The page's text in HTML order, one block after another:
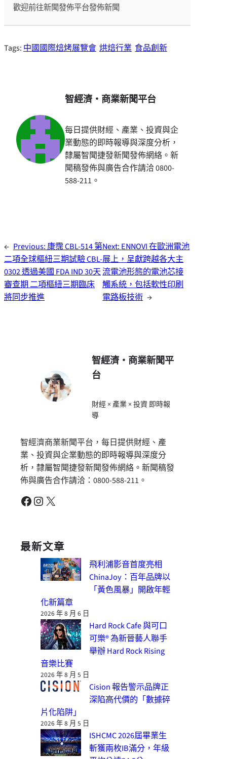
歡迎前往新聞發佈平台發佈新聞
Tags: 中國國際焙烤展覽會 烘焙行業 食品創新
智經濟・商業新聞平台
每日提供財經、產業、投資與企
業動態的即時報導與深度分析，
隸屬智聞捷發新聞發佈網絡。新
聞稿發佈與廣告合作請洽 0800-
588-211。
← Previous:康霈 CBL-514 第
二項全球樞紐三期試驗 CBL-
0302 透過美國 FDA IND 30天
審查期 二項樞紐三期臨床
將同步推進
Next: ENNOVI 在歐洲電池
展上，呈獻跨越各大主
流電池形態的電池芯接
觸系統，包括軟性印刷
電路板技術 →
智經濟・商業新聞平
台
財經 × 產業 × 投資 即時報
導
智經濟商業新聞平台，每日提供財經、產
業、投資與企業動態的即時報導與深度分
析，隸屬智聞捷發新聞發佈網絡。新聞稿發
佈與廣告合作請洽：0800-588-211。
Facebook Instagram X
最新文章
飛利浦影音首度亮相
ChinaJoy：百年品牌以
「黃色風暴」開啟年輕
化新篇章
2026 年 8 月 6 日
Hard Rock Cafe 與可口
可樂® 為新晉藝人聯手
舉辦 Hard Rock Rising
音樂比賽
2026 年 8 月 5 日
Cision 報告警示品牌正
深陷高代價的「數據碎
片化陷阱」
2026 年 8 月 5 日
ISHCMC 2026屆畢業生
斬獲兩枚IB滿分，年級